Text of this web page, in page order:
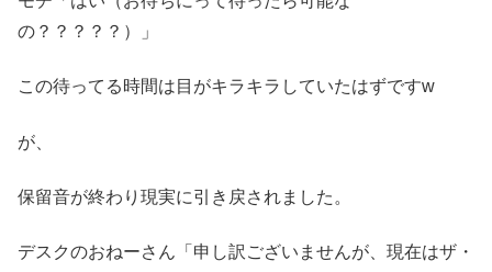
の？？？？？）」
この待ってる時間は目がキラキラしていたはずですw
が、
保留音が終わり現実に引き戻されました。
デスクのおねーさん「申し訳ございませんが、現在はザ・